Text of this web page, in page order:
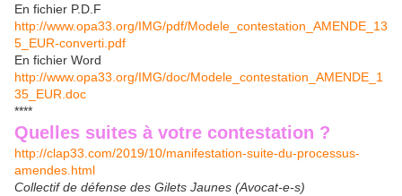
En fichier P.D.F
http://www.opa33.org/IMG/pdf/Modele_contestation_AMENDE_13
5_EUR-converti.pdf
En fichier Word
http://www.opa33.org/IMG/doc/Modele_contestation_AMENDE_1
35_EUR.doc
****
Quelles suites à votre contestation ?
http://clap33.com/2019/10/manifestation-suite-du-processus-
amendes.html
Collectif de défense des Gilets Jaunes (Avocat-e-s)